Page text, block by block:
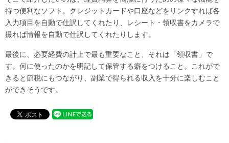
持つ便利なソフト。クレジットカードや口座などをリンクすれば各
入力項目を自動で仕訳してくれたり、レシート・領収書をカメラで
撮れば情報を自動で仕訳してくれたりします。
最後に、必要経費の計上で最も重要なこと、それは「領収書」で
す。何に使ったのかを明記して保管する癖をつけること。これがで
きると節税にもつながり、副業で得られる収入を十分に楽しむこと
ができそうです。